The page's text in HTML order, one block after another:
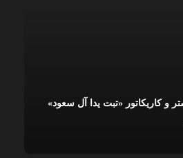
و کاریکاتور «تبت یدا آل سعود»